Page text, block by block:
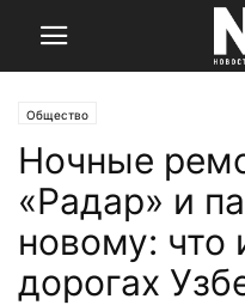
Общество
Ночные
«Радар» и
новому: что
дорогах